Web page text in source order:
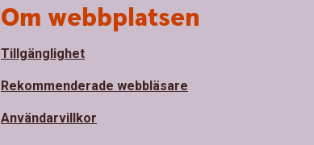
Om webbplatsen
Tillgänglighet
Rekommenderade webbläsare
Användarvillkor